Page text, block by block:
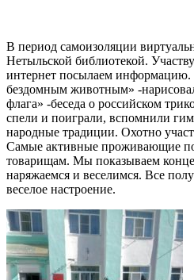
В период самоизоляции
Нетыльской библиотекой.
интернет посылаем
бездомным животным» -
флага» -беседа о российском
спели и поиграли, вспомнили
народные традиции. Охотно
Самые активные проживающие
товарищам. Мы показываем
наряжаемся и веселимся. Все
веселое настроение.